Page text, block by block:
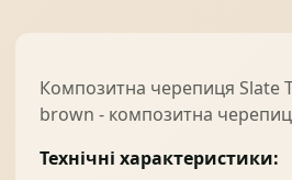
Композитна черепиця Slate
brown - композитна
Технічні характеристики: